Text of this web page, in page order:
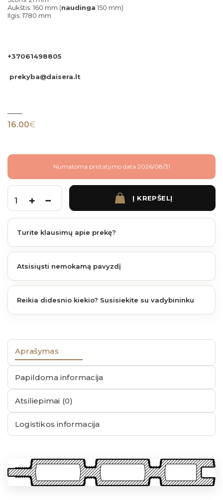
Aukštis: 160 mm (naudinga 150 mm)
Ilgis: 1780 mm
+37061498805
prekyba@daisera.lt
16.00€
Numatoma pristatymo data 2026/08/31
produkto kiekis: Tvoralentė Modern Black 1780x160x21 mm
Į KREPŠELĮ
Turite klausimų apie prekę?
Atsisiųsti nemokamą pavyzdį
Reikia didesnio kiekio? Susisiekite su vadybininku
Aprašymas
Papildoma informacija
Atsiliepimai (0)
Logistikos informacija